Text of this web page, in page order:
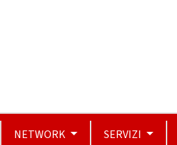
NETWORK SERVIZI